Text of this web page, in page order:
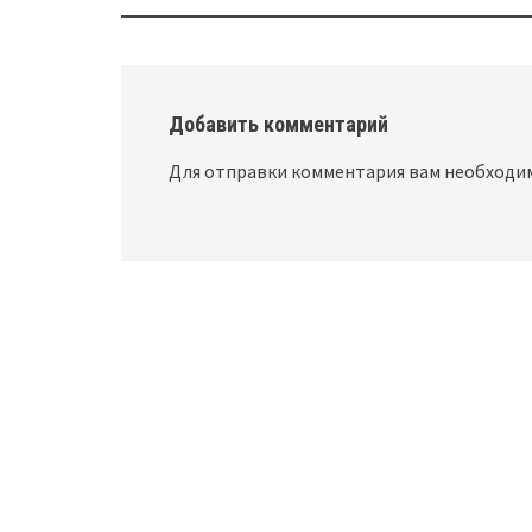
navigation
Добавить комментарий
Для отправки комментария вам